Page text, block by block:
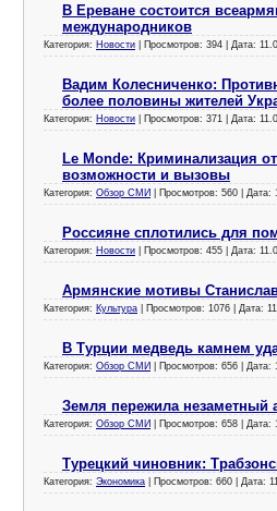
В Ереване состоится
международников
Категория: Новости | Просмотров: 394 | Дата:
Вадим Колесниченко:
более половины жителей
Категория: Новости | Просмотров: 371 | Дата:
Le Monde: Криминализация
возможности и вызовы
Категория: Обзор СМИ | Просмотров: 560 | Дата:
Россияне сплотились для
Категория: Новости | Просмотров: 455 | Дата:
Армянские мотивы
Категория: Культура | Просмотров: 1076 | Дата:
В Турции медведь камнем
Категория: Обзор СМИ | Просмотров: 656 | Дата:
Земля пережила незаметный
Категория: Обзор СМИ | Просмотров: 658 | Дата:
Турецкий чиновник:
Категория: Экономика | Просмотров: 660 | Дата: